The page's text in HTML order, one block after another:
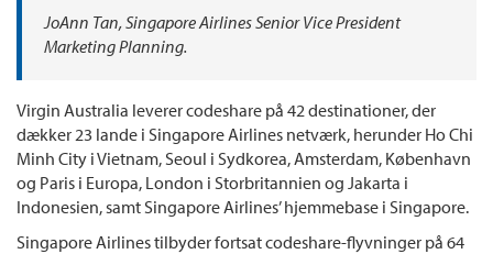
JoAnn Tan, Singapore Airlines Senior Vice President
Marketing Planning.
Virgin Australia leverer codeshare på 42 destinationer, der
dækker 23 lande i Singapore Airlines netværk, herunder Ho Chi
Minh City i Vietnam, Seoul i Sydkorea, Amsterdam, København
og Paris i Europa, London i Storbritannien og Jakarta i
Indonesien, samt Singapore Airlines’ hjemmebase i Singapore.
Singapore Airlines tilbyder fortsat codeshare-flyvninger på 64